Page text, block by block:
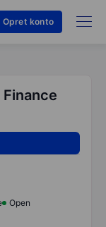
Opret konto
Open